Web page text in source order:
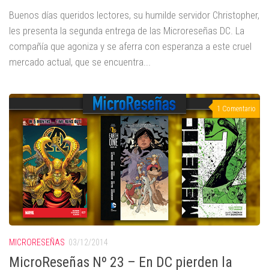
Buenos días queridos lectores, su humilde servidor Christopher,
les presenta la segunda entrega de las Microreseñas DC. La
compañía que agoniza y se aferra con esperanza a este cruel
mercado actual, que se encuentra...
1 Comentario
MICRORESEÑAS 03/12/2014
MicroReseñas Nº 23 – En DC pierden la